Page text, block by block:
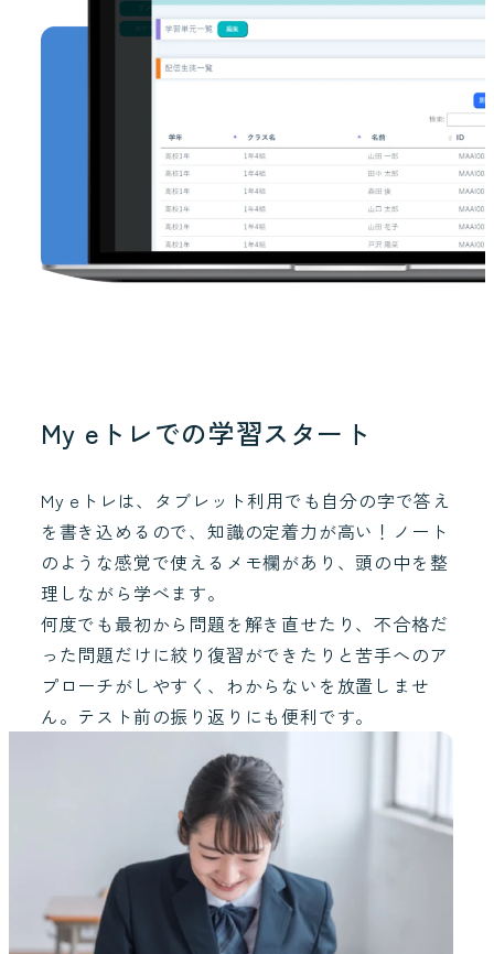
My eトレでの学習スタート
My eトレは、タブレット利用でも自分の字で答え
を書き込めるので、知識の定着力が高い！ノート
のような感覚で使えるメモ欄があり、頭の中を整
理しながら学べます。
何度でも最初から問題を解き直せたり、不合格だ
った問題だけに絞り復習ができたりと苦手へのア
プローチがしやすく、わからないを放置しませ
ん。テスト前の振り返りにも便利です。